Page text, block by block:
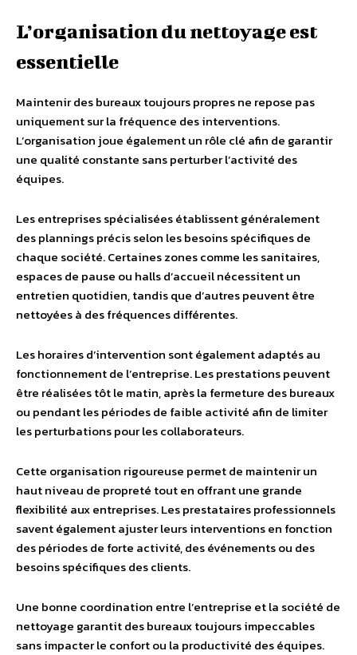
L’organisation du nettoyage est
essentielle
Maintenir des bureaux toujours propres ne repose pas
uniquement sur la fréquence des interventions.
L’organisation joue également un rôle clé afin de garantir
une qualité constante sans perturber l’activité des
équipes.
Les entreprises spécialisées établissent généralement
des plannings précis selon les besoins spécifiques de
chaque société. Certaines zones comme les sanitaires,
espaces de pause ou halls d’accueil nécessitent un
entretien quotidien, tandis que d’autres peuvent être
nettoyées à des fréquences différentes.
Les horaires d’intervention sont également adaptés au
fonctionnement de l’entreprise. Les prestations peuvent
être réalisées tôt le matin, après la fermeture des bureaux
ou pendant les périodes de faible activité afin de limiter
les perturbations pour les collaborateurs.
Cette organisation rigoureuse permet de maintenir un
haut niveau de propreté tout en offrant une grande
flexibilité aux entreprises. Les prestataires professionnels
savent également ajuster leurs interventions en fonction
des périodes de forte activité, des événements ou des
besoins spécifiques des clients.
Une bonne coordination entre l’entreprise et la société de
nettoyage garantit des bureaux toujours impeccables
sans impacter le confort ou la productivité des équipes.